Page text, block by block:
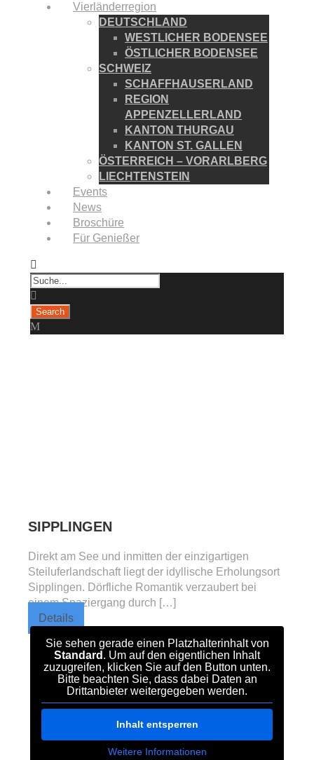
Vierländerregion
DEUTSCHLAND
WESTLICHER BODENSEE
ÖSTLICHER BODENSEE
SCHWEIZ
SCHAFFHAUSERLAND
REGION
APPENZELLERLAND
KANTON THURGAU
KANTON ST. GALLEN
ÖSTERREICH – VORARLBERG
LIECHTENSTEIN
Events
News
Broschüre
Für Genießer
SIPPLINGEN
Direkt am See und inmitten der einzigartigen
Steiluferlandschaft liegt der idyllische Erholungsort
Sipplingen. Dörfliche Romantik verzaubert bei
einem Spaziergang durch […]
Details
Sie sehen gerade einen Platzhalterinhalt von
Standard . Um auf den eigentlichen Inhalt
zuzugreifen, klicken Sie auf den Button unten.
Bitte beachten Sie, dass dabei Daten an
Drittanbieter weitergegeben werden.
Inhalt entsperren
Weitere Informationen